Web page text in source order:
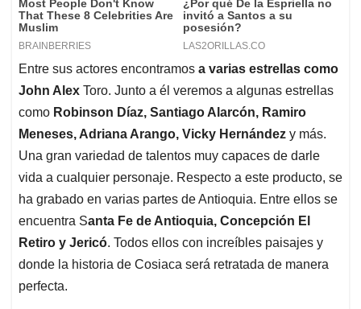
Entre sus actores encontramos a varias estrellas como
John Alex Toro. Junto a él veremos a algunas estrellas
como Robinson Díaz, Santiago Alarcón, Ramiro
Meneses, Adriana Arango, Vicky Hernández y más.
Una gran variedad de talentos muy capaces de darle
vida a cualquier personaje. Respecto a este producto, se
ha grabado en varias partes de Antioquia. Entre ellos se
encuentra Santa Fe de Antioquia, Concepción El
Retiro y Jericó. Todos ellos con increíbles paisajes y
donde la historia de Cosiaca será retratada de manera
perfecta.